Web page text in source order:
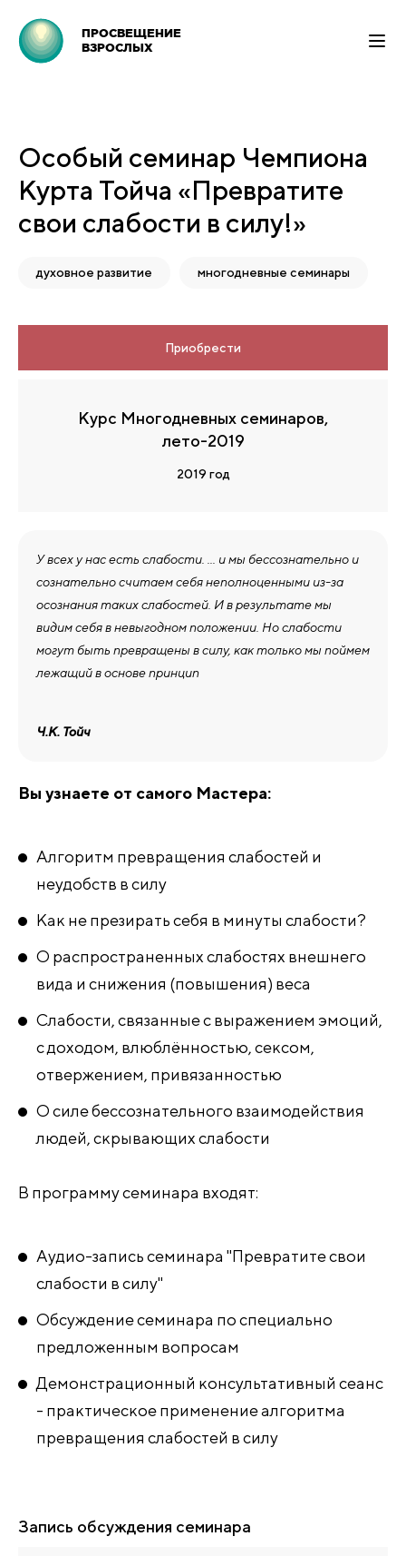
ПРОСВЕЩЕНИЕ
ВЗРОСЛЫХ
Особый семинар Чемпиона
Курта Тойча «Превратите
свои слабости в силу!»
духовное развитие многодневные семинары
Приобрести
Курс Многодневных семинаров,
лето-2019
2019 год
У всех у нас есть слабости. ... и мы бессознательно и
сознательно считаем себя неполноценными из-за
осознания таких слабостей. И в результате мы
видим себя в невыгодном положении. Но слабости
могут быть превращены в силу, как только мы поймем
лежащий в основе принцип
Ч.К. Тойч
Вы узнаете от самого Мастера:
Алгоритм превращения слабостей и
неудобств в силу
Как не презирать себя в минуты слабости?
О распространенных слабостях внешнего
вида и снижения (повышения) веса
Слабости, связанные с выражением эмоций,
с доходом, влюблённостью, сексом,
отвержением, привязанностью
О силе бессознательного взаимодействия
людей, скрывающих слабости
В программу семинара входят:
Аудио-запись семинара "Превратите свои
слабости в силу"
Обсуждение семинара по специально
предложенным вопросам
Демонстрационный консультативный сеанс
- практическое применение алгоритма
превращения слабостей в силу
Запись обсуждения семинара